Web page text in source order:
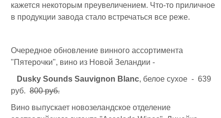
кажется некоторым преувеличением. Что-то приличное
в продукции завода стало встречаться все реже.
Очередное обновление винного ассортимента
"Пятерочки", вино из Новой Зеландии -
Dusky Sounds Sauvignon Blanc, белое сухое - 639
руб. 800 руб.
Вино выпускает новозеландское отделение